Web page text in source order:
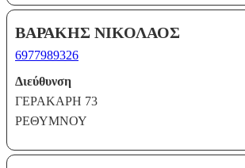
ΒΑΡΑΚΗΣ ΝΙΚΟΛΑΟΣ
6977989326
Διεύθυνση
ΓΕΡΑΚΑΡΗ 73
ΡΕΘΥΜΝΟΥ